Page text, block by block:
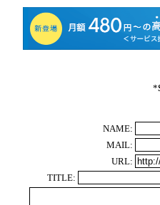
*
NAME:
MAIL:
URL:
TITLE: